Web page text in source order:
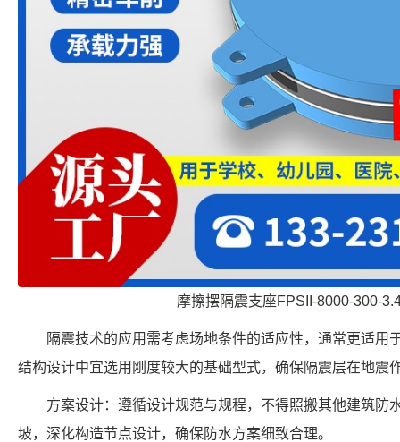
摩擦摆隔震支座FPSII-8000-300-
隔震技术的应用需考虑场地条件的适应性，通常更适用
结构设计中宜选用刚度较大的基础型式，确保隔震层在地震
方案设计：遵循设计规范与规程，不得照搬其他建筑防
坡，深化构造节点设计，确保防水方案细致合理。